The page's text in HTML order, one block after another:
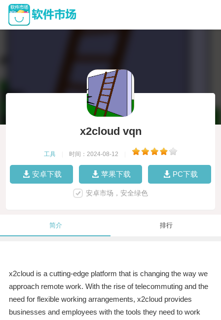
x2cloud vqn
工具 时间：2024-08-12
安卓下载 苹果下载 PC下载
安卓市场，安全绿色
简介 排行
x2cloud is a cutting-edge platform that is changing the way we
approach remote work. With the rise of telecommuting and the
need for flexible working arrangements, x2cloud provides
businesses and employees with the tools they need to work